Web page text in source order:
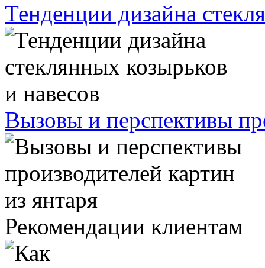
Тенденции дизайна
Вызовы и перспективы
Рекомендации клиентам